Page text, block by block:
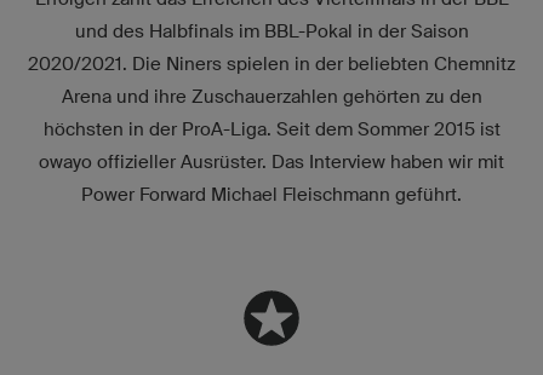
und des Halbfinals im BBL-Pokal in der Saison
2020/2021. Die Niners spielen in der beliebten Chemnitz
Arena und ihre Zuschauerzahlen gehörten zu den
höchsten in der ProA-Liga. Seit dem Sommer 2015 ist
owayo offizieller Ausrüster. Das Interview haben wir mit
Power Forward Michael Fleischmann geführt.